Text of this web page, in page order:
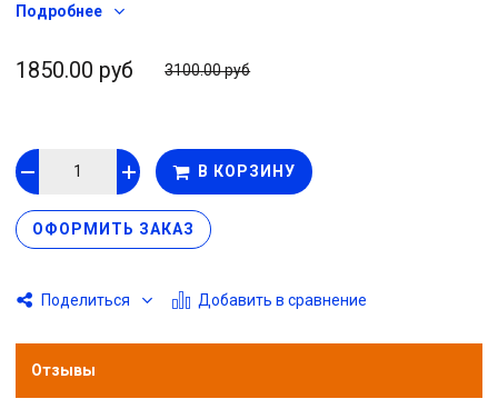
звукоизолирующими материалами.
Подробнее
1850.00 руб 3100.00 руб
В КОРЗИНУ
ОФОРМИТЬ ЗАКАЗ
Поделиться Добавить в сравнение
Отзывы